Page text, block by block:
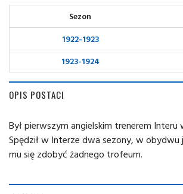
Sezon
1922-1923
1923-1924
OPIS POSTACI
Był pierwszym angielskim trenerem Interu
Spędził w Interze dwa sezony, w obydwu
mu się zdobyć żadnego trofeum.